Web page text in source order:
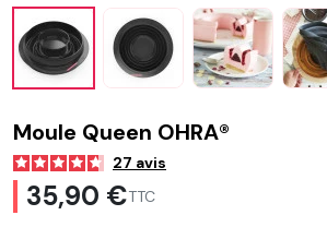
Moule Queen OHRA®
27 avis
35,90 €TTC